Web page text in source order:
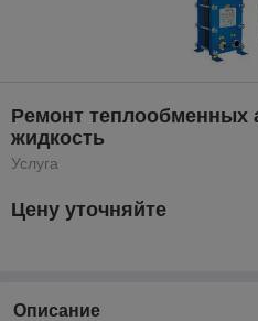
Ремонт теплообменных
жидкость
Услуга
Цену уточняйте
Описание